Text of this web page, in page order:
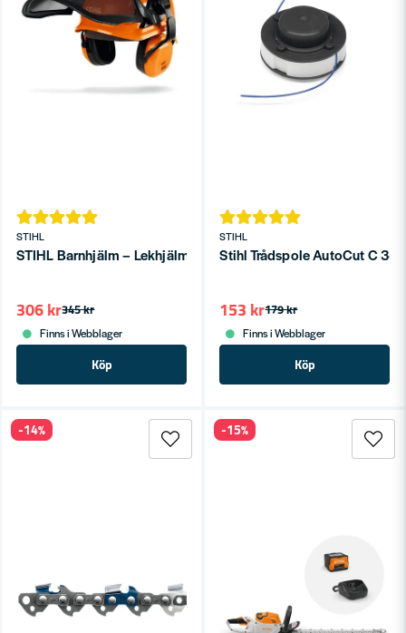
STIHL
STIHL Barnhjälm – Lekhjälm för barn från 3 år, justerbar storlek
345 kr
306 kr
Finns i Webblager
Köp
STIHL
Stihl Trådspole AutoCut C 3-
179 kr
153 kr
Finns i Webblager
Köp
-14% -15%